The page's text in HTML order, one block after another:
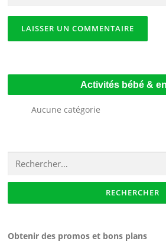
Activités bébé &
Aucune catégorie
Rechercher :
Obtenir des promos et bons plans